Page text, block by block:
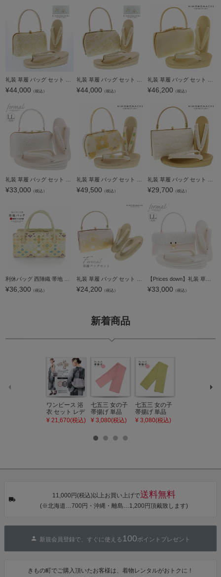
¥44,000 （税込） ¥44,000 （税込） ¥46,200 （税込）
¥33,000 （税込） ¥49,500 （税込） ¥29,700 （税込）
¥36,300 （税込） ¥24,200 （税込）
【Prices down】礼装 草履 バッグ セット レディース 礼装用草履バッグセット 「Robe De'collete'e ローブデコルテ B型 マーブル×梨地 シルバー」 草履LLサイズ 25cm前後 二の三枚芯 女性用 フォーマル草履バッ
¥33,000 （税込）
新着商品
ワンピース 浴
衣 セット レデ
ィース 吸水速
タン・夜の葉
カシュクール
ワンピース 簡
単着付け 大人
¥ 21,670(税込)
七五三 女の子
帯揚げ 単品
「灰桃色」日
びあげ 和装 着
【メール便不
¥ 3,080(税込)
七五三 女の子
帯揚げ 単品
「若葉色」日
【メール便不
¥ 3,080(税込)
【メール便不
11,000円(税込)以上お買い上げで送料無料
(※北海道…700円・沖縄・離島…1,200円頂戴致します)
新規会員登録で、すぐに使える 100ポイントプレゼント
きもの町でご購入頂いたお客様は、着物レンタルがおトクに！